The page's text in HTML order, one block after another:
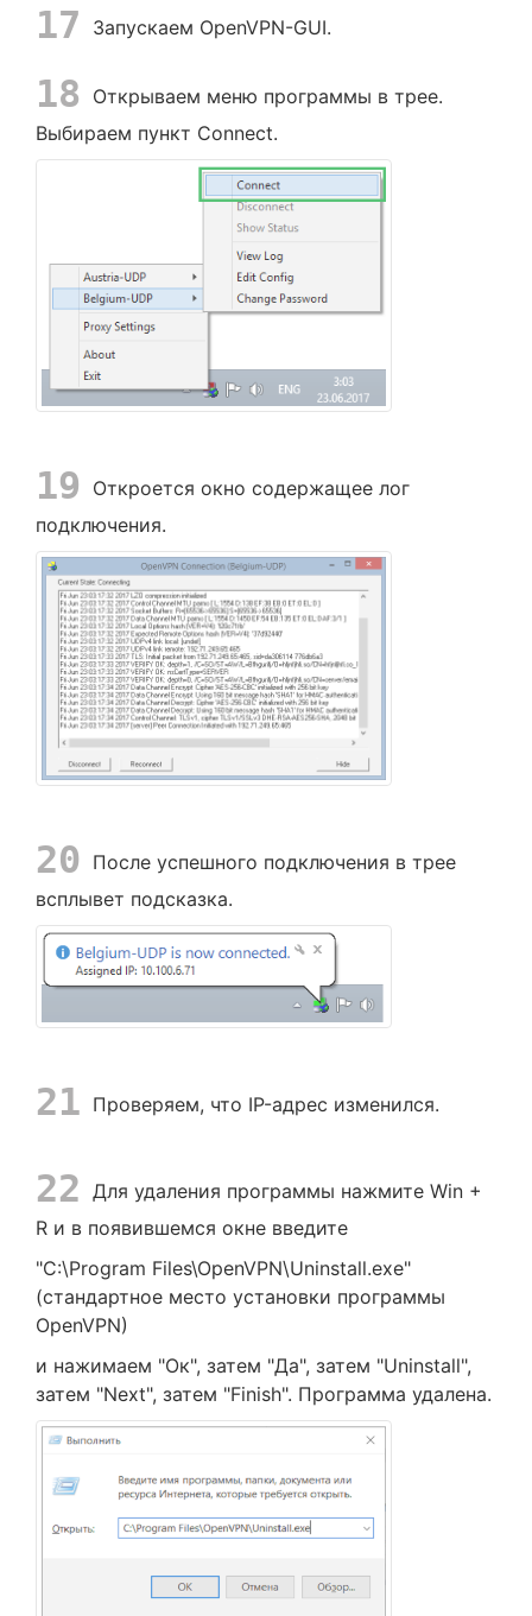
17 Запускаем OpenVPN-GUI.
18
Открываем меню программы в трее.
Выбираем пункт Connect.
19
Откроется окно содержащее лог
подключения.
20 После успешного подключения в трее
всплывет подсказка.
21 Проверяем, что IP-адрес изменился.
22 Для удаления программы нажмите Win +
R и в появившемся окне введите
"C:\Program Files\OpenVPN\Uninstall.exe"
(стандартное место установки программы
OpenVPN)
и нажимаем "Ок", затем "Да", затем "Uninstall",
затем "Next", затем "Finish". Программа удалена.